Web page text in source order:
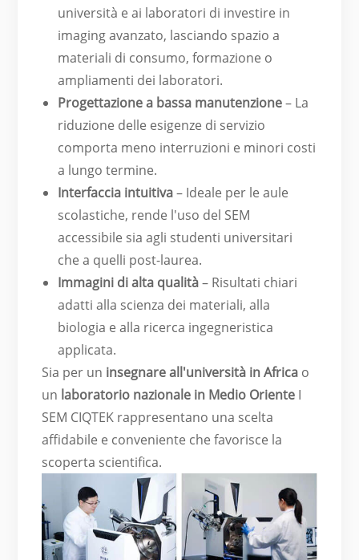
università e ai laboratori di investire in
imaging avanzato, lasciando spazio a
materiali di consumo, formazione o
ampliamenti dei laboratori.
Progettazione a bassa manutenzione– La
riduzione delle esigenze di servizio
comporta meno interruzioni e minori costi
a lungo termine.
Interfaccia intuitiva– Ideale per le aule
scolastiche, rende l'uso del SEM
accessibile sia agli studenti universitari
che a quelli post-laurea.
Immagini di alta qualità– Risultati chiari
adatti alla scienza dei materiali, alla
biologia e alla ricerca ingegneristica
applicata.
Sia per un insegnare all'università in Africa o
un laboratorio nazionale in Medio Oriente I
SEM CIQTEK rappresentano una scelta
affidabile e conveniente che favorisce la
scoperta scientifica.